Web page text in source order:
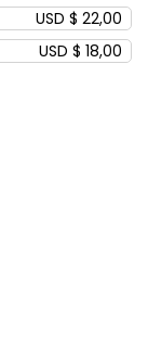
USD $ 22,00
USD $ 18,00